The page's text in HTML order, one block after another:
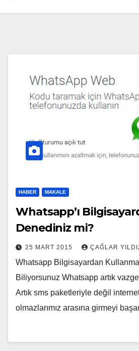
HABER MAKALE
Whatsapp’ı
Denediniz mi?
25 MART 2015 ÇAĞLAR
Whatsapp Bilgisayardan
Biliyorsunuz Whatsapp artık
Artık sms paketleriyle değil
olmazlarımız arasına girmeyi